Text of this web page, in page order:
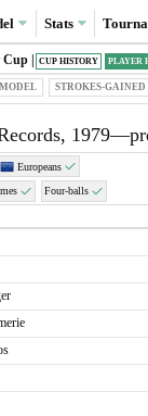
Stats
| PLAYER
CUP HISTORY
STROKES-GAINED
Europeans
Four-balls